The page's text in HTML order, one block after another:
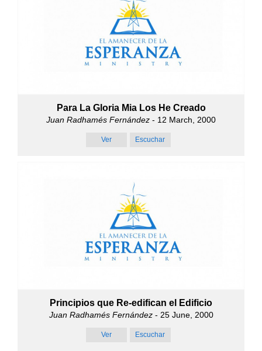
Para La Gloria Mia Los He Creado
Juan Radhamés Fernández - 12 March, 2000
Ver Escuchar
Principios que Re-edifican el Edificio
Juan Radhamés Fernández- 25 June, 2000
Ver Escuchar